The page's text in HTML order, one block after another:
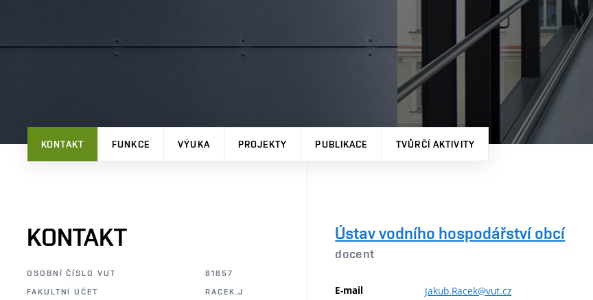
KONTAKT FUNKCE VÝUKA PROJEKTY PUBLIKACE TVŮRČÍ AKTIVITY
KONTAKT
OSOBNÍ ČÍSLO VUT
81857
FAKULTNÍ ÚČET
RACEK.J
Ústav vodního hospodářství obcí
docent
E-mail Jakub.Racek@vut.cz